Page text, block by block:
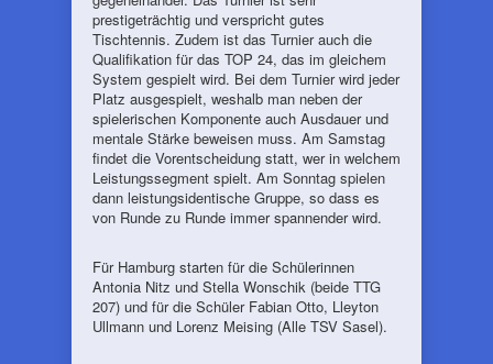
prestigeträchtig und verspricht gutes
Tischtennis. Zudem ist das Turnier auch die
Qualifikation für das TOP 24, das im gleichem
System gespielt wird. Bei dem Turnier wird jeder
Platz ausgespielt, weshalb man neben der
spielerischen Komponente auch Ausdauer und
mentale Stärke beweisen muss. Am Samstag
findet die Vorentscheidung statt, wer in welchem
Leistungssegment spielt. Am Sonntag spielen
dann leistungsidentische Gruppe, so dass es
von Runde zu Runde immer spannender wird.
Für Hamburg starten für die Schülerinnen
Antonia Nitz und Stella Wonschik (beide TTG
207) und für die Schüler Fabian Otto, Lleyton
Ullmann und Lorenz Meising (Alle TSV Sasel).